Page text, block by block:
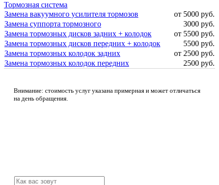
Тормозная система
Замена вакуумного усилителя тормозов
от 5000 руб.
Замена суппорта тормозного
3000 руб.
Замена тормозных дисков задних + колодок
от 5500 руб.
Замена тормозных дисков передних + колодок
5500 руб.
Замена тормозных колодок задних
от 2500 руб.
Замена тормозных колодок передних
2500 руб.
Внимание: стоимость услуг указана примерная и может отличаться
на день обращения.